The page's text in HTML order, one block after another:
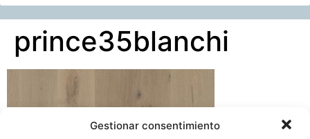
Gestionar consentimiento
prince35blanchi